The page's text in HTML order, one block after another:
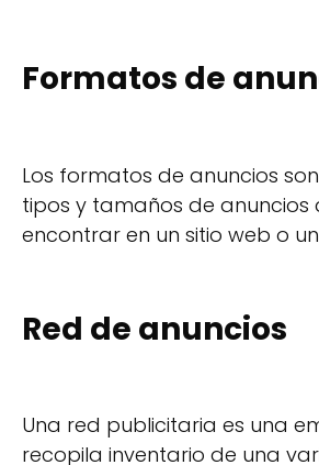
Formatos de
Los formatos de anuncios
tipos y tamaños de anuncios
encontrar en un sitio web o
Red de anuncios
Una red publicitaria es una
recopila inventario de una